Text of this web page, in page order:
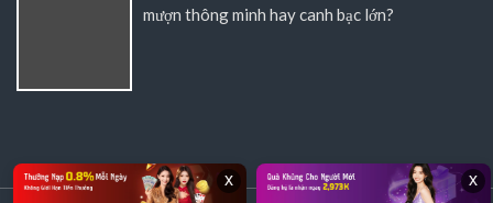
mượn thông minh hay canh bạc lớn?
x x